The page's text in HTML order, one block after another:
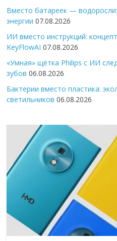
Вместо батареек —
энергии 07.08.2026
ИИ вместо инструкций:
KeyFlowAI 07.08.2026
«Умная» щётка Philips с ИИ
зубов 06.08.2026
Бактерии вместо пластика:
светильников 06.08.2026